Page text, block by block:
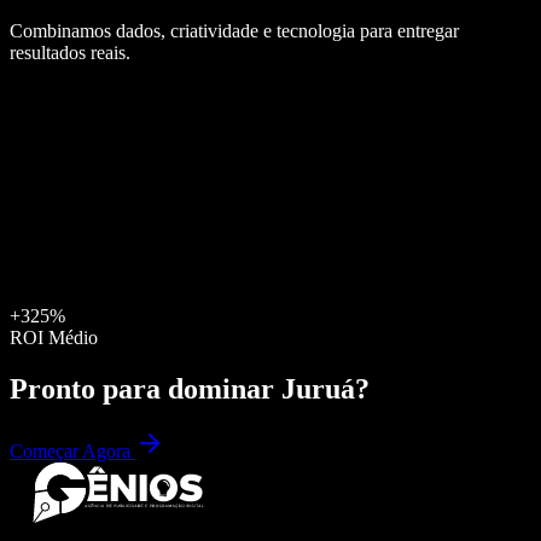
Combinamos dados, criatividade e tecnologia para entregar
resultados reais.
+325%
ROI Médio
Pronto para dominar Juruá?
Começar Agora